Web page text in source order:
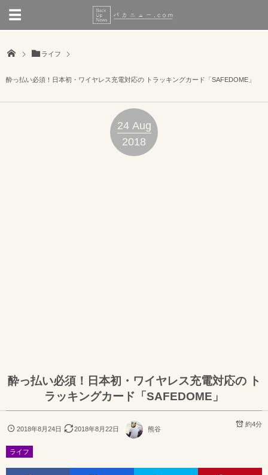
ライフ
酔っ払い必須！日本初・ワイヤレス充電対応の トラッキングカード「SAFEDOME」
24 Aug
2018
酔っ払い必須！日本初・ワイヤレス充電対応の ト
ラッキングカード「SAFEDOME」
2018年8月24日 2018年8月22日 熊谷
約4分
ライフ